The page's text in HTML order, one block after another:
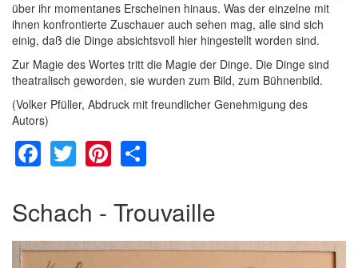
über ihr momentanes Erscheinen hinaus. Was der einzelne mit
ihnen konfrontierte Zuschauer auch sehen mag, alle sind sich
einig, daß die Dinge absichtsvoll hier hingestellt worden sind.
Zur Magie des Wortes tritt die Magie der Dinge. Die Dinge sind
theatralisch geworden, sie wurden zum Bild, zum Bühnenbild.
(Volker Pfüller, Abdruck mit freundlicher Genehmigung des
Autors)
Facebook
TwitterPinterest
Schach - Trouvaille